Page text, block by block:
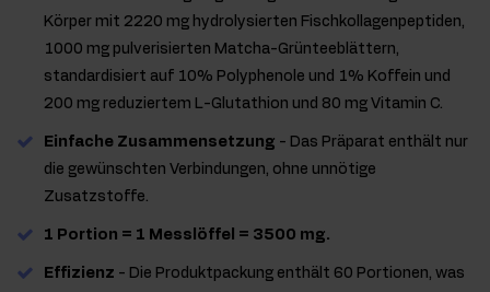
Körper mit 2220 mg hydrolysierten Fischkollagenpeptiden,
1000 mg pulverisierten Matcha-Grünteeblättern,
standardisiert auf 10% Polyphenole und 1% Koffein und
200 mg reduziertem L-Glutathion und 80 mg Vitamin C.
Einfache Zusammensetzung - Das Präparat enthält nur
die gewünschten Verbindungen, ohne unnötige
Zusatzstoffe.
1 Portion = 1 Messlöffel = 3500 mg.
Effizienz - Die Produktpackung enthält 60 Portionen, was